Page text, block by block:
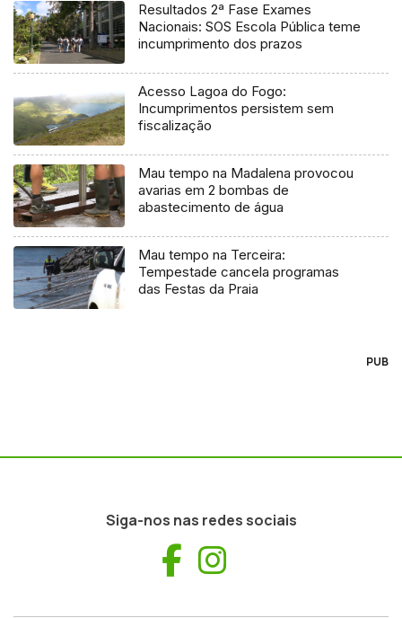
Resultados 2ª Fase Exames
Nacionais: SOS Escola Pública teme
incumprimento dos prazos
Acesso Lagoa do Fogo:
Incumprimentos persistem sem
fiscalização
Mau tempo na Madalena provocou
avarias em 2 bombas de
abastecimento de água
Mau tempo na Terceira:
Tempestade cancela programas
das Festas da Praia
PUB
Siga-nos nas redes sociais
Facebook